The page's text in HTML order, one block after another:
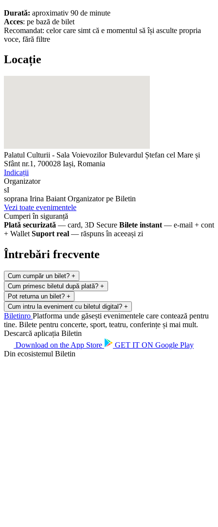
Durată: aproximativ 90 de minute
Acces: pe bază de bilet
Recomandat: celor care simt că e momentul să își asculte propria
voce, fără filtre
Locație
Palatul Culturii - Sala Voievozilor Bulevardul Ștefan cel Mare și
Sfânt nr.1, 700028 Iași, Romania
Indicații
Organizator
sI
soprana Irina Baiant Organizator pe Biletin
Vezi toate evenimentele
Cumperi în siguranță
Plată securizată — card, 3D Secure Bilete instant — e-mail + cont
+ Wallet Suport real — răspuns în aceeași zi
Întrebări frecvente
Cum cumpăr un bilet? +
Cum primesc biletul după plată? +
Pot returna un bilet? +
Cum intru la eveniment cu biletul digital? +
Biletinro Platforma unde găsești evenimentele care contează pentru
tine. Bilete pentru concerte, sport, teatru, conferințe și mai mult.
Descarcă aplicația Biletin
Download on the App Store GET IT ON Google Play
Din ecosistemul Biletin